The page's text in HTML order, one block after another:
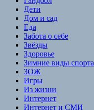
Дети
Дом и сад
Еда
Забота о себе
Звёзды
Здоровье
Зимние виды спорта
ЗОЖ
Игры
Из жизни
Интернет
Интернет и СМИ